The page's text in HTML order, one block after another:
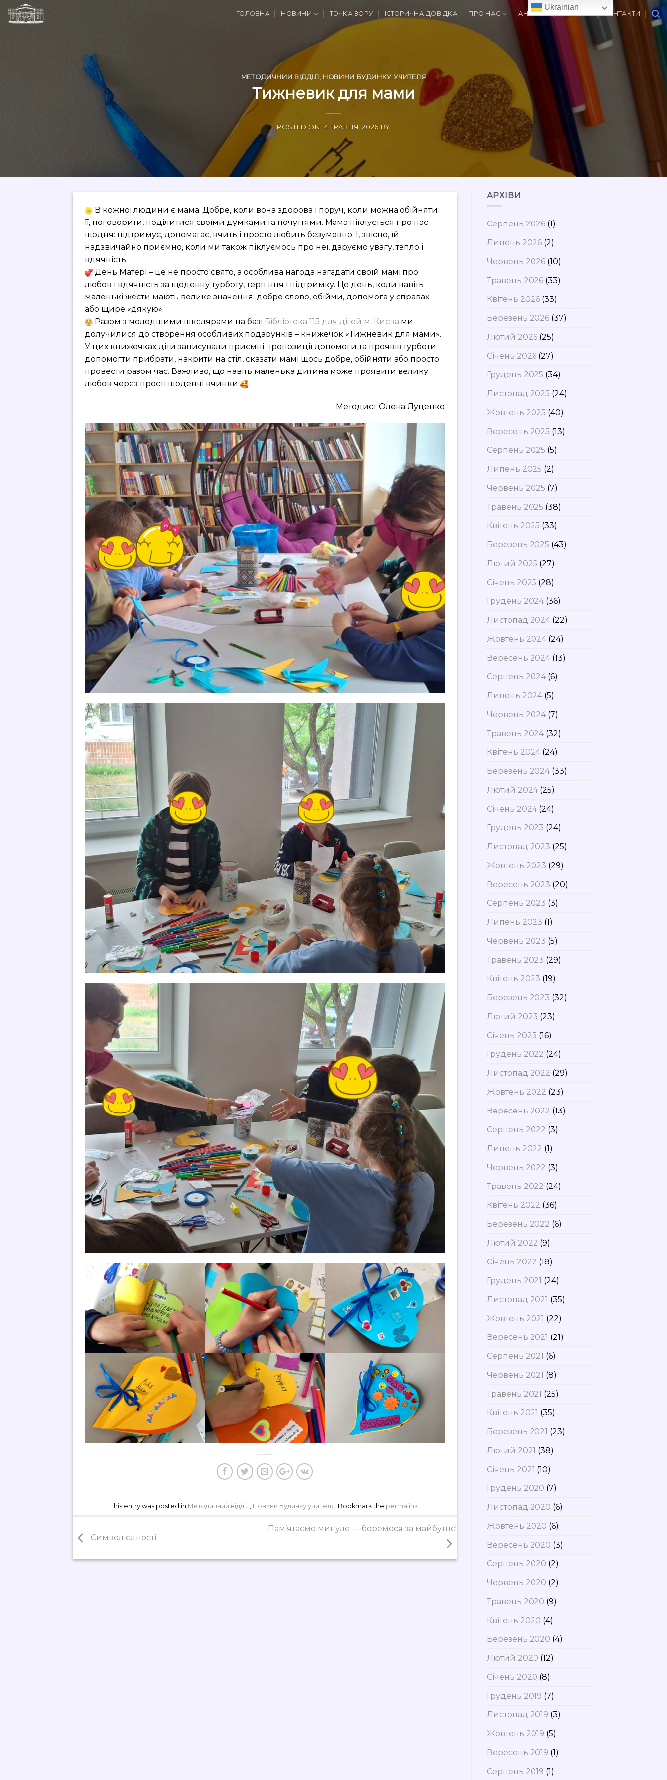
ГОЛОВНА НОВИНИ ТОЧКА ЗОРУ ІСТОРИЧНА ДОВІДКА ПРО НАС АНОНСИ ВАКАНСІЇ КОНТАКТИ
МЕТОДИЧНИЙ ВІДДІЛ, НОВИНИ БУДИНКУ УЧИТЕЛЯ
Тижневик для мами
POSTED ON14 ТРАВНЯ, 2026 BY
В кожної людини є мама. Добре, коли вона здорова і поруч, коли можна обійняти
її, поговорити, поділитися своїми думками та почуттями. Мама піклується про нас
щодня: підтримує, допомагає, вчить і просто любить безумовно. І, звісно, їй
надзвичайно приємно, коли ми також піклуємось про неї, даруємо увагу, тепло і
вдячність.
День Матері – це не просто свято, а особлива нагода нагадати своїй мамі про
любов і вдячність за щоденну турботу, терпіння і підтримку. Це день, коли навіть
маленькі жести мають велике значення: добре слово, обійми, допомога у справах
або щире «дякую».
Разом з молодшими школярами на базі Бібліотека 115 для дітей м. Києва ми
долучилися до створення особливих подарунків – книжечок «Тижневик для мами».
У цих книжечках діти записували приємні пропозиції допомоги та проявів турботи:
допомогти прибрати, накрити на стіл, сказати мамі щось добре, обійняти або просто
провести разом час. Важливо, що навіть маленька дитина може проявити велику
любов через прості щоденні вчинки
Методист Олена Луценко
This entry was posted in Методичний відділ, Новини Будинку учителя. Bookmark the permalink.
Символ єдності
Пам’ятаємо минуле — боремося за майбутнє!
АРХІВИ
Серпень 2026(1)
Липень 2026(2)
Червень 2026(10)
Травень 2026(33)
Квітень 2026(33)
Березень 2026(37)
Лютий 2026(25)
Січень 2026(27)
Грудень 2025 (34)
Листопад 2025 (24)
Жовтень 2025 (40)
Вересень 2025 (13)
Серпень 2025 (5)
Липень 2025 (2)
Червень 2025 (7)
Травень 2025 (38)
Квітень 2025 (33)
Березень 2025 (43)
Лютий 2025 (27)
Січень 2025 (28)
Грудень 2024(36)
Листопад 2024(22)
Жовтень 2024(24)
Вересень 2024(13)
Серпень 2024(6)
Липень 2024(5)
Червень 2024(7)
Травень 2024(32)
Квітень 2024(24)
Березень 2024(33)
Лютий 2024(25)
Січень 2024(24)
Грудень 2023 (24)
Листопад 2023 (25)
Жовтень 2023 (29)
Вересень 2023 (20)
Серпень 2023 (3)
Липень 2023 (1)
Червень 2023 (5)
Травень 2023 (29)
Квітень 2023 (19)
Березень 2023 (32)
Лютий 2023 (23)
Січень 2023 (16)
Грудень 2022 (24)
Листопад 2022 (29)
Жовтень 2022 (23)
Вересень 2022 (13)
Серпень 2022 (3)
Липень 2022 (1)
Червень 2022 (3)
Травень 2022 (24)
Квітень 2022 (36)
Березень 2022 (6)
Лютий 2022 (9)
Січень 2022 (18)
Грудень 2021 (24)
Листопад 2021 (35)
Жовтень 2021 (22)
Вересень 2021 (21)
Серпень 2021 (6)
Червень 2021 (8)
Травень 2021 (25)
Квітень 2021 (35)
Березень 2021 (23)
Лютий 2021 (38)
Січень 2021 (10)
Грудень 2020 (7)
Листопад 2020 (6)
Жовтень 2020 (6)
Вересень 2020 (3)
Серпень 2020 (2)
Червень 2020 (2)
Травень 2020 (9)
Квітень 2020 (4)
Березень 2020 (4)
Лютий 2020 (12)
Січень 2020 (8)
Грудень 2019 (7)
Листопад 2019 (3)
Жовтень 2019 (5)
Вересень 2019 (1)
Серпень 2019 (1)
Ukrainian